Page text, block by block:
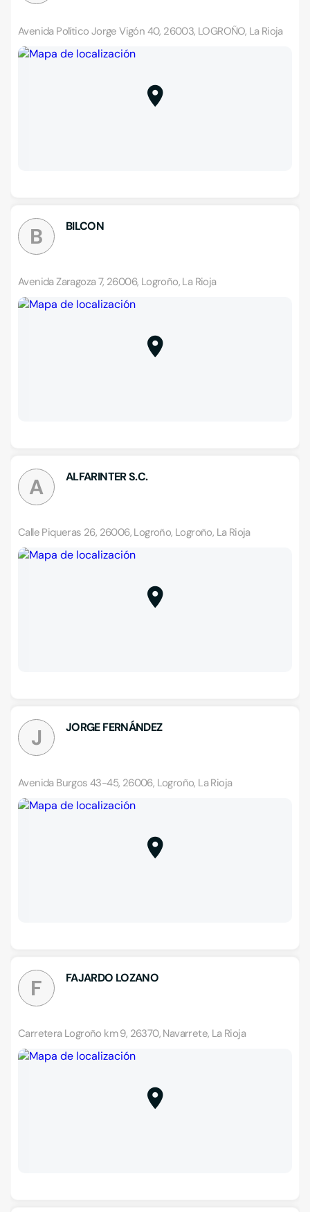
Avenida Político Jorge Vigón 40, 26003, LOGROÑO, La Rioja
B BILCON
Avenida Zaragoza 7, 26006, Logroño, La Rioja
A ALFARINTER S.C.
Calle Piqueras 26, 26006, Logroño, Logroño, La Rioja
J JORGE FERNÁNDEZ
Avenida Burgos 43-45, 26006, Logroño, La Rioja
F FAJARDO LOZANO
Carretera Logroño km 9, 26370, Navarrete, La Rioja